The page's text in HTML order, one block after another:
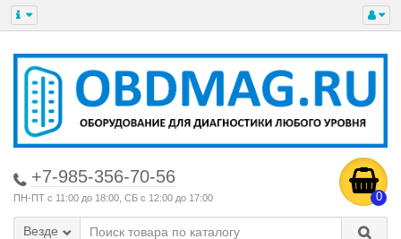
+7-985-356-70-56
ПН-ПТ с 11:00 до 18:00, СБ с 12:00 до 17:00 0
Везде